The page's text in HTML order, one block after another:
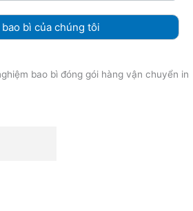
bì của chúng tôi
bao bì đóng gói hàng vận chuyển in